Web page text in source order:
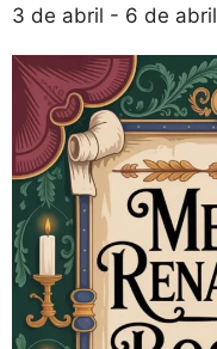
3 de abril - 6 de abril